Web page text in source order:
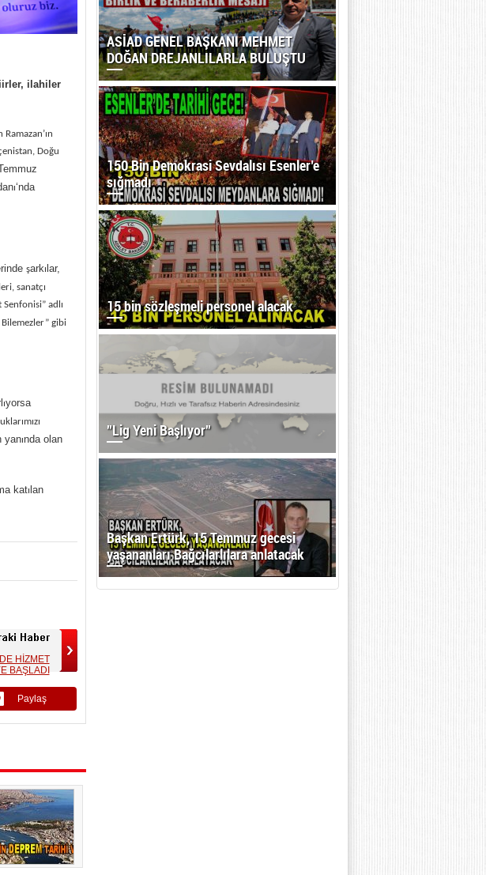
ilahiler
ın
Doğu
ı‘nda
şarkı lar,
sanatçı
adl ı
Bilemezler” gibi
ıyorsa
ımızı
yanında olan
katı lan
HİZMET
BAŞLADI
Paylaş
ASİAD GENEL BAŞKANI MEHMET
DOĞAN DREJANLILARLA BULUŞTU
150 Bin Demokrasi Sevdalısı Esenler’e
sığmadı
15 bin sözleşmeli personel alacak
”Lig Yeni Başlıyor”
Başkan Ertürk, 15 Temmuz gecesi
yaşananları Bağcılarlılara anlatacak